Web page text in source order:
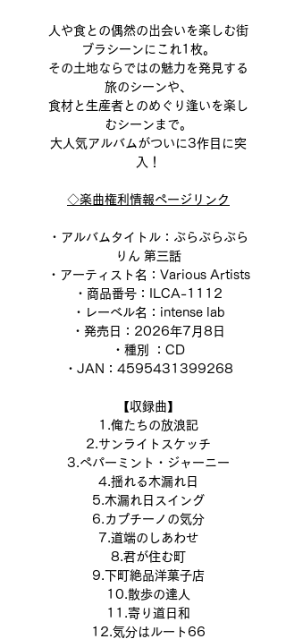
人や食との偶然の出会いを楽しむ街
ブラシーンにこれ1枚。
その土地ならではの魅力を発見する
旅のシーンや、
食材と生産者とのめぐり逢いを楽し
むシーンまで。
大人気アルバムがついに3作目に突
入！
◇楽曲権利情報ページリンク
・アルバムタイトル：ぶらぶらぶら
りん 第三話
・アーティスト名：Various Artists
・商品番号：ILCA-1112
・レーベル名：intense lab
・発売日：2026年7月8日
・種別 ：CD
・JAN：4595431399268
【収録曲】
1.俺たちの放浪記
2.サンライトスケッチ
3.ペパーミント・ジャーニー
4.揺れる木漏れ日
5.木漏れ日スイング
6.カプチーノの気分
7.道端のしあわせ
8.君が住む町
9.下町絶品洋菓子店
10.散歩の達人
11.寄り道日和
12.気分はルート66